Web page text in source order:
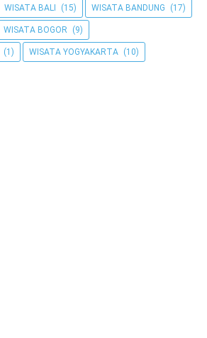
WISATA BALI (15) WISATA BANDUNG (17)
WISATA BOGOR (9)
(1) WISATA YOGYAKARTA (10)